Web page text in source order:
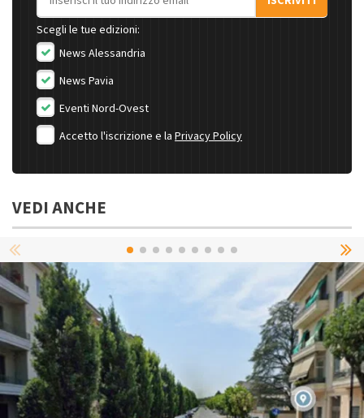
Scegli le tue edizioni:
News Alessandria
News Pavia
Eventi Nord-Ovest
Accetto l'iscrizione e la Privacy Policy
VEDI ANCHE